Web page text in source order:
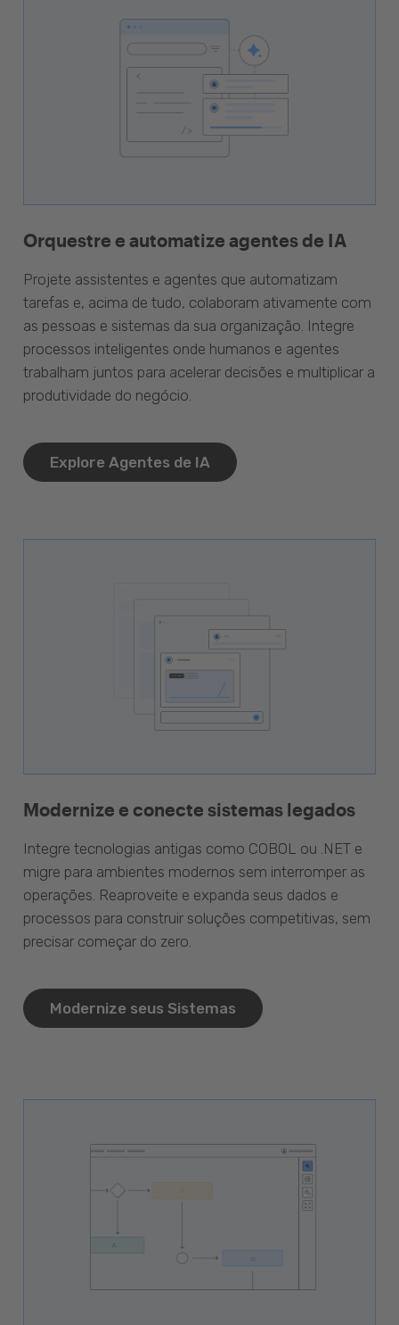
Orquestre e automatize agentes de IA
Projete assistentes e agentes que automatizam
tarefas e, acima de tudo, colaboram ativamente com
as pessoas e sistemas da sua organização. Integre
processos inteligentes onde humanos e agentes
trabalham juntos para acelerar decisões e multiplicar a
produtividade do negócio.
Explore Agentes de IA
Modernize e conecte sistemas legados
Integre tecnologias antigas como COBOL ou .NET e
migre para ambientes modernos sem interromper as
operações. Reaproveite e expanda seus dados e
processos para construir soluções competitivas, sem
precisar começar do zero.
Modernize seus Sistemas